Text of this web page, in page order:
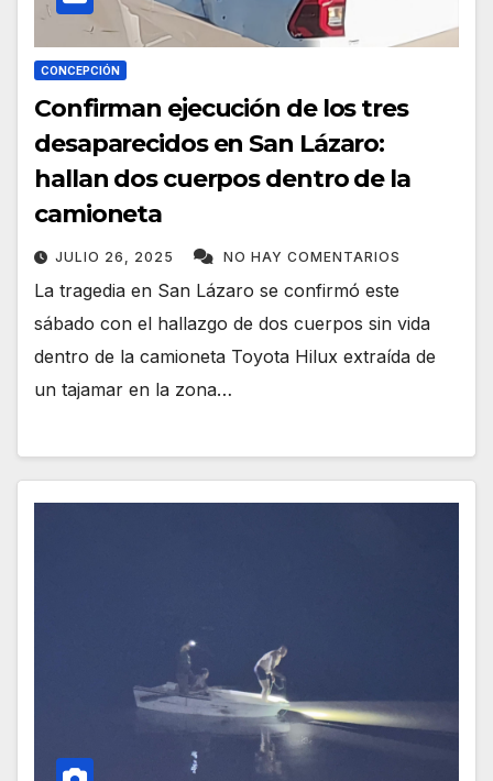
CONCEPCIÓN
Confirman ejecución de los tres
desaparecidos en San Lázaro:
hallan dos cuerpos dentro de la
camioneta
JULIO 26, 2025 NO HAY COMENTARIOS
La tragedia en San Lázaro se confirmó este
sábado con el hallazgo de dos cuerpos sin vida
dentro de la camioneta Toyota Hilux extraída de
un tajamar en la zona…